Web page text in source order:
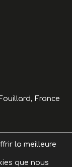
France
la meilleure
que nous